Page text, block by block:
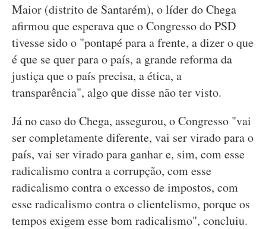
Maior (distrito de Santarém), o líder do Chega
afirmou que esperava que o Congresso do PSD
tivesse sido o "pontapé para a frente, a dizer o que
é que se quer para o país, a grande reforma da
justiça que o país precisa, a ética, a
transparência", algo que disse não ter visto.
Já no caso do Chega, assegurou, o Congresso "vai
ser completamente diferente, vai ser virado para o
país, vai ser virado para ganhar e, sim, com esse
radicalismo contra a corrupção, com esse
radicalismo contra o excesso de impostos, com
esse radicalismo contra o clientelismo, porque os
tempos exigem esse bom radicalismo", concluiu.